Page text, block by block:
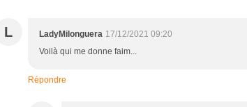
L LadyMilonguera 17/12/2021 09:20
Voilà qui me donne faim...
Répondre